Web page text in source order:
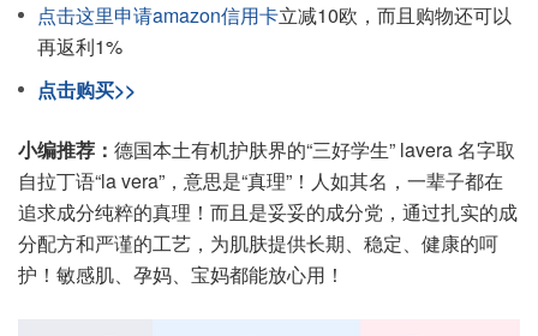
点击这里申请amazon信用卡立减10欧，而且购物还可以
再返利1%
点击购买>>
小编推荐： 德国本土有机护肤界的“三好学生” lavera 名字取
自拉丁语“la vera”，意思是“真理”！人如其名，一辈子都在
追求成分纯粹的真理！而且是妥妥的成分党，通过扎实的成
分配方和严谨的工艺，为肌肤提供长期、稳定、健康的呵
护！敏感肌、孕妈、宝妈都能放心用！